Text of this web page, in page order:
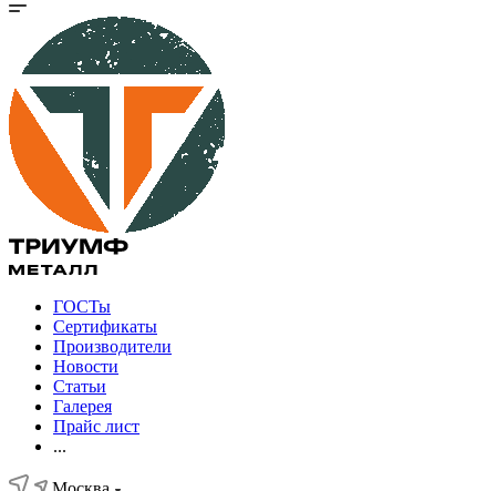
ГОСТы
Сертификаты
Производители
Новости
Статьи
Галерея
Прайс лист
...